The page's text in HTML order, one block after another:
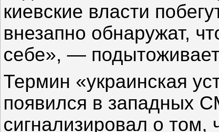
киевские власти
внезапно обнаружат,
себе», —
Термин «украинская
появился в западных
сигнализировал о том,